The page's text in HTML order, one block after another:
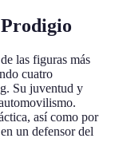
las figuras más
cuatro
Su juventud y
así como por
un defensor del